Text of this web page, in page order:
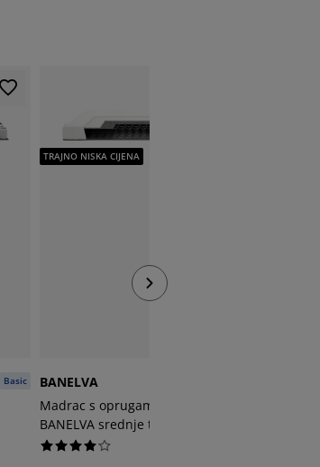
Basic
TRAJNO NISKA CIJENA
BANELVA
Madrac s oprugama 140x200
BANELVA srednje tvrd